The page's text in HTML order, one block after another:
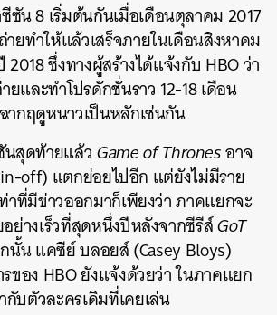
ซัน 8 เริ่มต้นกันเมื่อเดือนตุลาคม 2017
ยทำให้แล้วเสร็จภายในเดือนสิงหาคม
ซึ่งทางผู้สร้างได้แจ้งกับ HBO ว่า
ยและทำโปรดักชั่นราว 12-18 เดือน
กฤดูหนาวเป็นหลักเช่นกัน
สุดท้ายแล้วGame of Thronesอาจ
off) แตกย่อยไปอีก แต่ยังไม่มีราย
าที่มีข่าวออกมาก็เพียงว่า ภาคแยกจะ
ย่างเร็วที่สุดหนึ่งปีหลังจากซีรีส์GoT
นั้น แคซีย์ บลอยส์ (Casey Bloys)
ของ HBO ยังแจ้งด้วยว่า ในภาคแยก
บตัวละครเดิมที่เคยเล่น